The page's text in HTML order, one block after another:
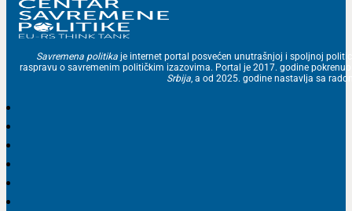
Savremena politika je internet portal posvećen unutrašnjoj i spoljnoj
raspravu o savremenim političkim izazovima. Portal je 2017. godine
Srbija, a od 2025. godine nastavlja sa